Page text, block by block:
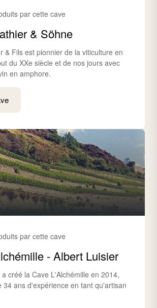
par cette cave
& Söhne
& Fils est pionnier de la viticulture en
du XXe siècle et de nos jours avec
en amphore.
par cette cave
- Albert Luisier
créé la Cave L'Alchémille en 2014,
34 ans d'expérience en tant qu'artisan